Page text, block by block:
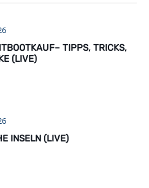
TIPPS, TRICKS,
(LIVE)
INSELN (LIVE)